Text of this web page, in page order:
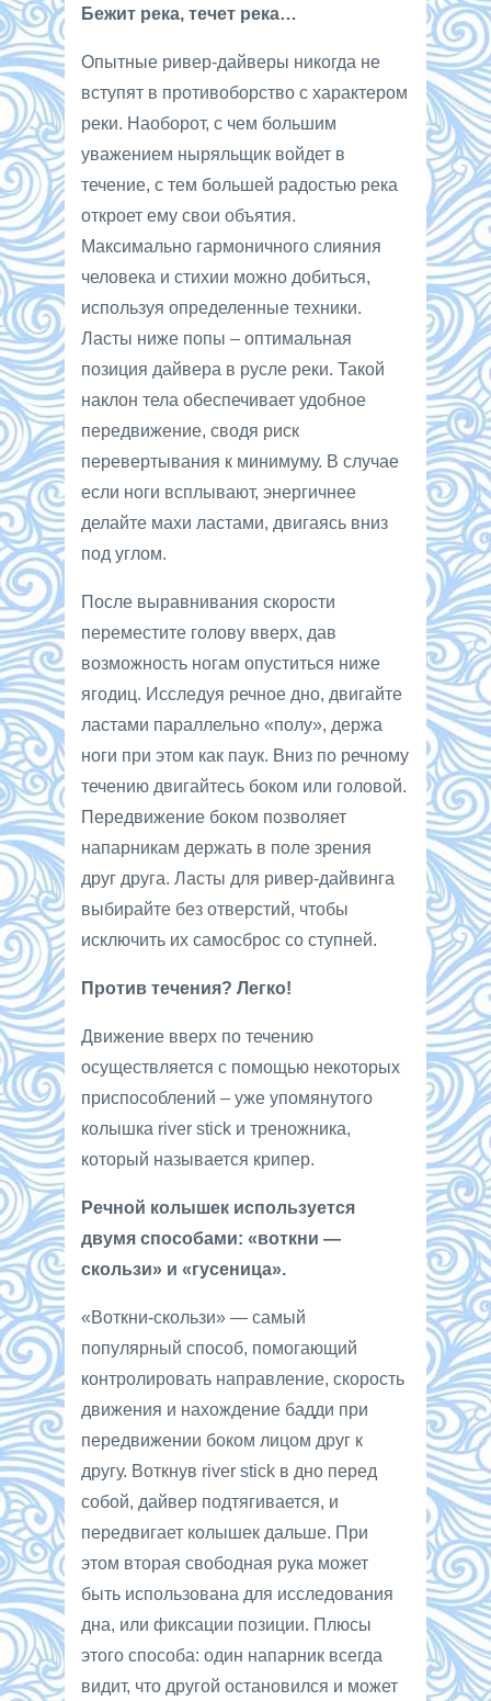
Бежит река, течет река…
Опытные ривер-дайверы никогда не
вступят в противоборство с характером
реки. Наоборот, с чем большим
уважением ныряльщик войдет в
течение, с тем большей радостью река
откроет ему свои объятия.
Максимально гармоничного слияния
человека и стихии можно добиться,
используя определенные техники.
Ласты ниже попы – оптимальная
позиция дайвера в русле реки. Такой
наклон тела обеспечивает удобное
передвижение, сводя риск
перевертывания к минимуму. В случае
если ноги всплывают, энергичнее
делайте махи ластами, двигаясь вниз
под углом.
После выравнивания скорости
переместите голову вверх, дав
возможность ногам опуститься ниже
ягодиц. Исследуя речное дно, двигайте
ластами параллельно «полу», держа
ноги при этом как паук. Вниз по речному
течению двигайтесь боком или головой.
Передвижение боком позволяет
напарникам держать в поле зрения
друг друга. Ласты для ривер-дайвинга
выбирайте без отверстий, чтобы
исключить их самосброс со ступней.
Против течения? Легко!
Движение вверх по течению
осуществляется с помощью некоторых
приспособлений – уже упомянутого
колышка river stick и треножника,
который называется крипер.
Речной колышек используется
двумя способами: «воткни —
скользи» и «гусеница».
«Воткни-скользи» — самый
популярный способ, помогающий
контролировать направление, скорость
движения и нахождение бадди при
передвижении боком лицом друг к
другу. Воткнув river stick в дно перед
собой, дайвер подтягивается, и
передвигает колышек дальше. При
этом вторая свободная рука может
быть использована для исследования
дна, или фиксации позиции. Плюсы
этого способа: один напарник всегда
видит, что другой остановился и может